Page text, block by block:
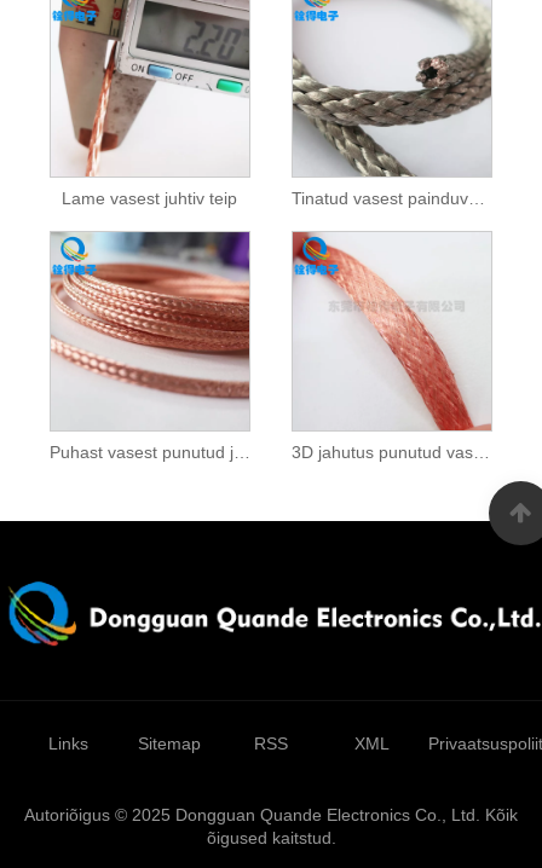
Lame vasest juhtiv teip
Puhast vasest punutud juhtteip
Links Sitemap RSS XML
Autoriõigus © 2025 Dongguan Quande Electronics Co., Ltd. Kõik
õigused kaitstud.